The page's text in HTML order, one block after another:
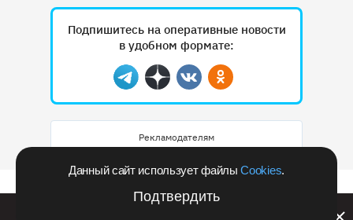
Данный сайт использует файлыCookies.
Подтвердить
Подпишитесь на оперативные новости
в удобном формате:
Telegram
ДзенВконтактеОдноклассники
Рекламодателям
Билайн запустил в Кемеровской области акцию с